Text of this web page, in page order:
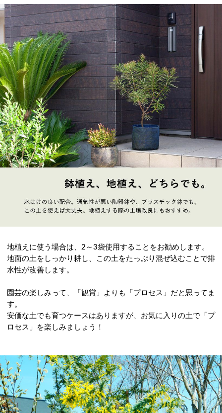
地植えに使う場合は、2～3袋使用することをお勧めします。
地面の土をしっかり耕し、この土をたっぷり混ぜ込むことで排
水性が改善します。
園芸の楽しみって、「観賞」よりも「プロセス」だと思ってま
す。
安価な土でも育つケースはありますが、お気に入りの土で「プ
ロセス」を楽しみましょう！